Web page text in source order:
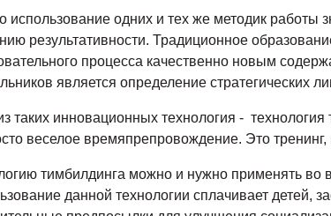
использование одних и тех же методик работы
результативности. Традиционное
процесса качественно новым
является определение стратегических
таких инновационных технология -
веселое времяпрепровождение. Это
тимбилдинга можно и нужно применять во
данной технологии сплачивает детей,